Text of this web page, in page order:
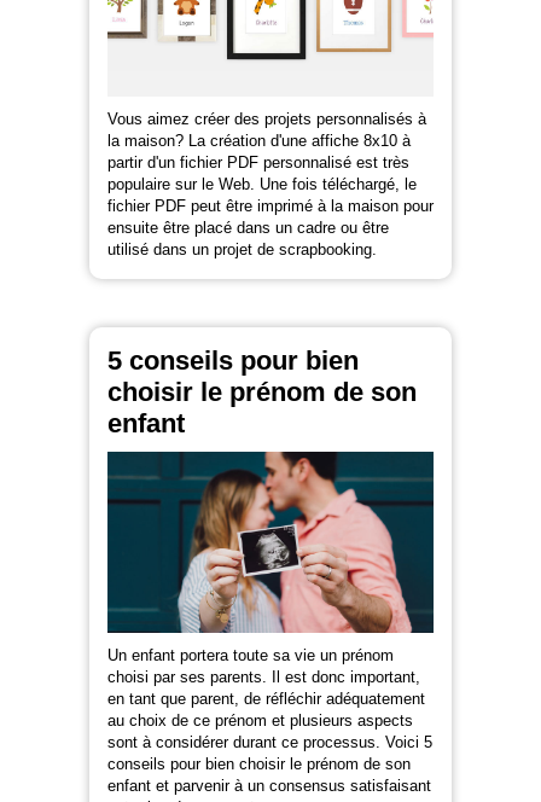
Vous aimez créer des projets personnalisés à
la maison? La création d'une affiche 8x10 à
partir d'un fichier PDF personnalisé est très
populaire sur le Web. Une fois téléchargé, le
fichier PDF peut être imprimé à la maison pour
ensuite être placé dans un cadre ou être
utilisé dans un projet de scrapbooking.
5 conseils pour bien
choisir le prénom de son
enfant
Un enfant portera toute sa vie un prénom
choisi par ses parents. Il est donc important,
en tant que parent, de réfléchir adéquatement
au choix de ce prénom et plusieurs aspects
sont à considérer durant ce processus. Voici 5
conseils pour bien choisir le prénom de son
enfant et parvenir à un consensus satisfaisant